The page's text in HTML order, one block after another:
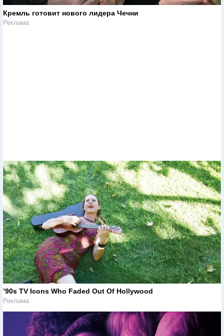
Кремль готовит нового лидера Чечни
Реклама
’90s TV Icons Who Faded Out Of Hollywood
Реклама